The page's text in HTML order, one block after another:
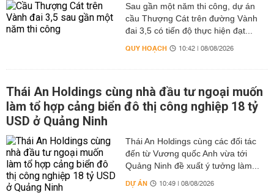
Sau gần một năm thi công, dự án
cầu Thượng Cát trên đường Vành
đai 3,5 có tiến độ thực hiện đạt...
QUY HOẠCH 10:42 | 08/08/2026
Thái An Holdings cùng nhà đầu tư ngoại muốn
làm tổ hợp cảng biển đô thị công nghiệp 18 tỷ
USD ở Quảng Ninh
Thái An Holdings cùng các đối tác
đến từ Vương quốc Anh vừa tới
Quảng Ninh đề xuất ý tưởng làm...
DỰ ÁN 10:49 | 08/08/2026